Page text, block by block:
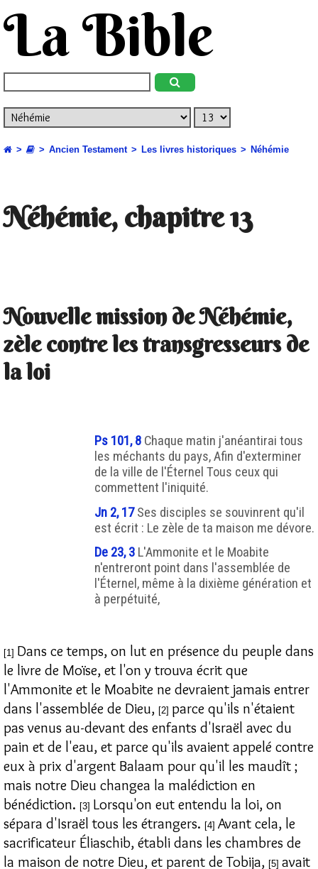
La Bible
Ancien Testament Les livres historiques Néhémie
Néhémie, chapitre 13
Nouvelle mission de Néhémie,
zèle contre les transgresseurs de
la loi
Ps 101, 8 Chaque matin j'anéantirai tous
les méchants du pays, Afin d'exterminer
de la ville de l'Éternel Tous ceux qui
commettent l'iniquité.
Jn 2, 17Ses disciples se souvinrent qu'il
est écrit : Le zèle de ta maison me dévore.
De 23, 3 L'Ammonite et le Moabite
n'entreront point dans l'assemblée de
l'Éternel, même à la dixième génération et
à perpétuité,
[1] Dans ce temps, on lut en présence du peuple dans
le livre de Moïse, et l'on y trouva écrit que
l'Ammonite et le Moabite ne devraient jamais entrer
dans l'assemblée de Dieu, [2] parce qu'ils n'étaient
pas venus au-devant des enfants d'Israël avec du
pain et de l'eau, et parce qu'ils avaient appelé contre
eux à prix d'argent Balaam pour qu'il les maudît ;
mais notre Dieu changea la malédiction en
bénédiction. [3] Lorsqu'on eut entendu la loi, on
sépara d'Israël tous les étrangers. [4] Avant cela, le
sacrificateur Éliaschib, établi dans les chambres de
la maison de notre Dieu, et parent de Tobija, [5] avait